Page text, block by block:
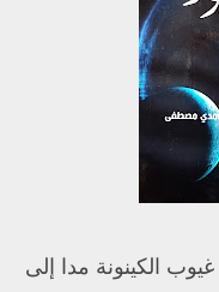
الكينونة مدا إلى